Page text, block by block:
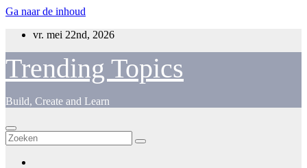
Ga naar de inhoud
vr. mei 22nd, 2026
Trending Topics
Build, Create and Learn